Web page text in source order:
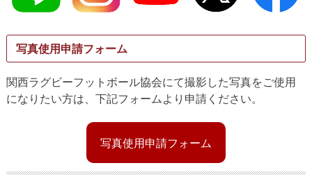
写真使用申請フォーム
関西ラグビーフットボール協会にて撮影した写真をご使用
になりたい方は、下記フォームより申請ください。
写真使用申請フォーム